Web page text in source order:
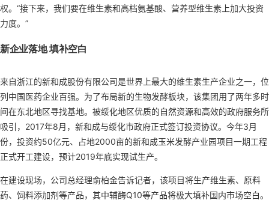
权。“接下来，我们要在维生素和高档氨基酸、营养型维生素上加大投资
力度。”
新企业落地 填补空白
来自浙江的新和成股份有限公司是世界上最大的维生素生产企业之一，位
列中国医药企业百强。为了布局新的生物发酵板块，该集团用了两年多时
间在东北地区寻找基地。被绥化地区优质的自然资源和高效的政府服务所
吸引，2017年8月，新和成与绥化市政府正式签订投资协议。今年3月
份，投资约50亿元、占地2000亩的新和成玉米发酵产业园项目一期工程
正式开工建设，预计2019年底实现试生产。
在建设现场，公司总经理俞柏金告诉记者，该项目将生产维生素、原料
药、饲料添加剂等产品，其中辅酶Q10等产品将极大填补国内市场空白。